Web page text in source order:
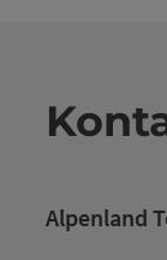
Alpenland